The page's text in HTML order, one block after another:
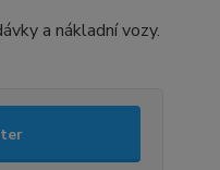
a nákladní vozy.